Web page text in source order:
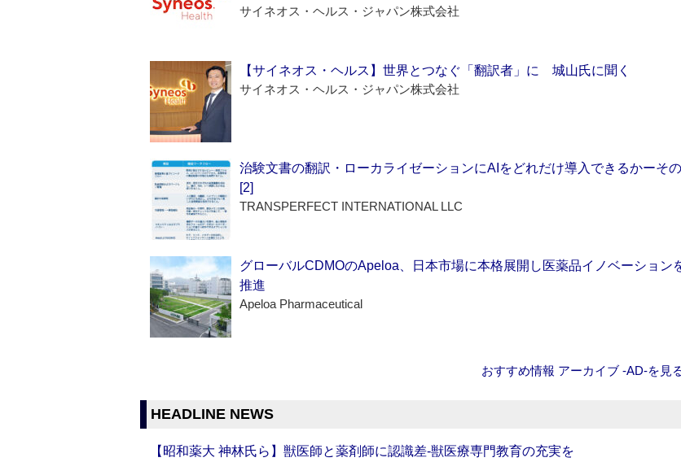
サイネオス・ヘルス・ジャパン株式会社
【サイネオス・ヘルス】世界とつなぐ「翻訳者」に 城山氏に聞く
サイネオス・ヘルス・ジャパン株式会社
治験文書の翻訳・ローカライゼーションにAIをどれだけ導入できるかーその
[2]
TRANSPERFECT INTERNATIONAL LLC
グローバルCDMOのApeloa、日本市場に本格展開し医薬品イノベーション
推進
Apeloa Pharmaceutical
おすすめ情報 アーカイブ ‐AD‐を見
HEADLINE NEWS
【昭和薬大 神林氏ら】獣医師と薬剤師に認識差‐獣医療専門教育の充実を